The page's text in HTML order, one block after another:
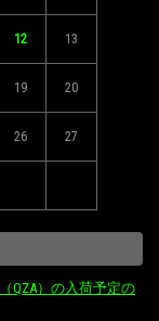
12 13
19 20
26 27
QZA）の入荷予定の